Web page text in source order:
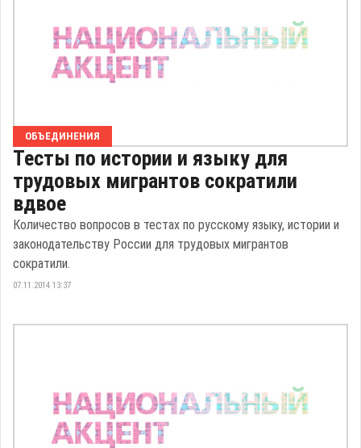
ОБЪЕДИНЕНИЯ
Тесты по истории и языку для
трудовых мигрантов сократили
вдвое
Количество вопросов в тестах по русскому языку, истории и
законодательству России для трудовых мигрантов
сократили.
07.11.2014 13:37